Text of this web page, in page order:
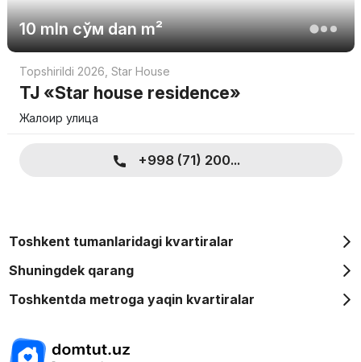
10 mln сўмdan m²
Topshirildi 2026 Star House
TJ «Star house residence»
Жалоир улица
+998 (71) 200...
Toshkent tumanlaridagi kvartiralar
Shuningdek qarang
Toshkentda metroga yaqin kvartiralar